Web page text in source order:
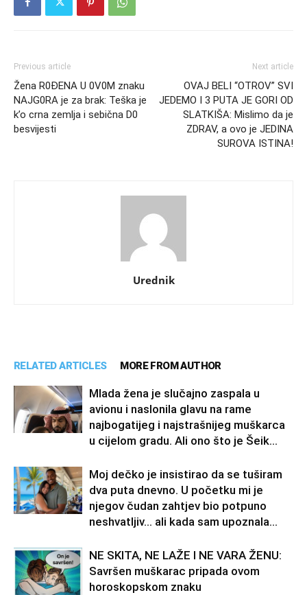
Previous article
Žena R0ĐENA U 0V0M znaku
NAJG0RA je za brak: Teška je
k’o crna zemlja i sebična D0
besvijesti
Next article
OVAJ BELI “OTROV” SVI
JEDEMO I 3 PUTA JE GORI OD
SLATKIŠA: Mislimo da je
ZDRAV, a ovo je JEDINA
SUROVA ISTINA!
Urednik
RELATED ARTICLES MORE FROM AUTHOR
Mlada žena je slučajno zaspala u
avionu i naslonila glavu na rame
najbogatijeg i najstrašnijeg muškarca
u cijelom gradu. Ali ono što je Šeik...
Moj dečko je insistirao da se tuširam
dva puta dnevno. U početku mi je
njegov čudan zahtjev bio potpuno
neshvatljiv… ali kada sam upoznala...
NE SKITA, NE LAŽE I NE VARA ŽENU:
Savršen muškarac pripada ovom
horoskopskom znaku